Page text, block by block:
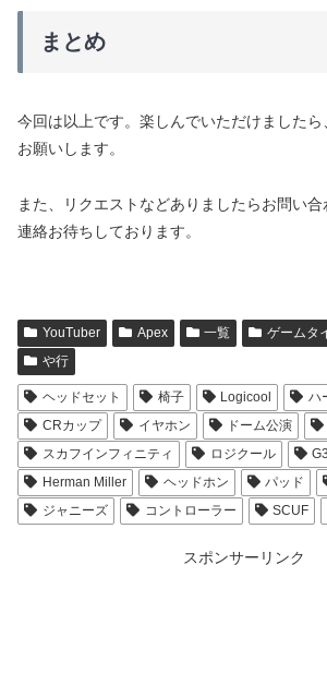
まとめ
今回は以上です。楽しんでいただけました
お願いします。
また、リクエストなどありましたらお問い
連絡お待ちしております。
YouTuber Apex 一覧 ゲームタ
や行
ヘッドセット 椅子 Logicool
ハ
CRカップ
イヤホン ドーム公演
スカフインフィニティ
ロジクール
Herman Miller
ヘッドホン パッド
ジャニーズ
コントローラー SCUF
スポンサーリンク